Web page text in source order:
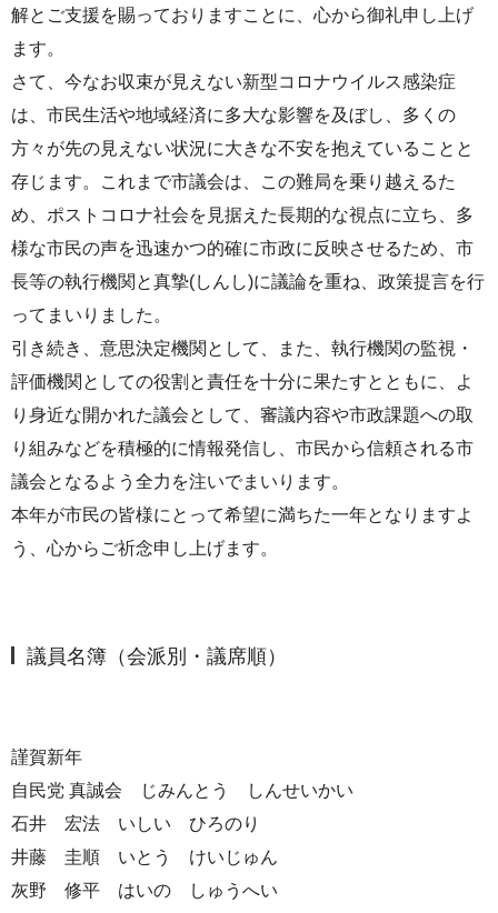
解とご支援を賜っておりますことに、心から御礼申し上げ
ます。
さて、今なお収束が見えない新型コロナウイルス感染症
は、市民生活や地域経済に多大な影響を及ぼし、多くの
方々が先の見えない状況に大きな不安を抱えていることと
存じます。これまで市議会は、この難局を乗り越えるた
め、ポストコロナ社会を見据えた長期的な視点に立ち、多
様な市民の声を迅速かつ的確に市政に反映させるため、市
長等の執行機関と真摯(しんし)に議論を重ね、政策提言を行
ってまいりました。
引き続き、意思決定機関として、また、執行機関の監視・
評価機関としての役割と責任を十分に果たすとともに、よ
り身近な開かれた議会として、審議内容や市政課題への取
り組みなどを積極的に情報発信し、市民から信頼される市
議会となるよう全力を注いでまいります。
本年が市民の皆様にとって希望に満ちた一年となりますよ
う、心からご祈念申し上げます。
議員名簿（会派別・議席順）
謹賀新年
自民党 真誠会 じみんとう しんせいかい
石井 宏法 いしい ひろのり
井藤 圭順 いとう けいじゅん
灰野 修平 はいの しゅうへい